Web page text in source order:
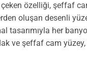
özelliği, şeffaf
oluşan desenli
tasarımıyla her
ve şeffaf cam